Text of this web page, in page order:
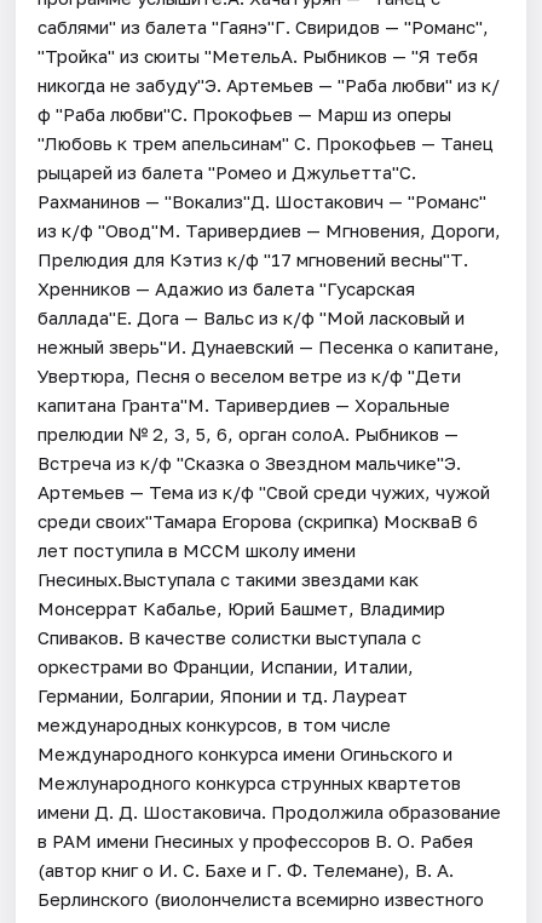
саблями" из балета "Гаянэ"Г. Свиридов — "Романс",
"Тройка" из сюиты "МетельА. Рыбников — "Я тебя
никогда не забуду"Э. Артемьев — "Раба любви" из к/
ф "Раба любви"С. Прокофьев — Марш из оперы
"Любовь к трем апельсинам" С. Прокофьев — Танец
рыцарей из балета "Ромео и Джульетта"С.
Рахманинов — "Вокализ"Д. Шостакович — "Романс"
из к/ф "Овод"М. Таривердиев — Мгновения, Дороги,
Прелюдия для Кэтиз к/ф "17 мгновений весны"Т.
Хренников — Адажио из балета "Гусарская
баллада"Е. Дога — Вальс из к/ф "Мой ласковый и
нежный зверь"И. Дунаевский — Песенка о капитане,
Увертюра, Песня о веселом ветре из к/ф "Дети
капитана Гранта"М. Таривердиев — Хоральные
прелюдии № 2, 3, 5, 6, орган солоА. Рыбников —
Встреча из к/ф "Сказка о Звездном мальчике"Э.
Артемьев — Тема из к/ф "Свой среди чужих, чужой
среди своих"Тамара Егорова (скрипка) МоскваВ 6
лет поступила в МССМ школу имени
Гнесиных.Выступала с такими звездами как
Монсеррат Кабалье, Юрий Башмет, Владимир
Спиваков. В качестве солистки выступала с
оркестрами во Франции, Испании, Италии,
Германии, Болгарии, Японии и тд. Лауреат
международных конкурсов, в том числе
Международного конкурса имени Огиньского и
Межлународного конкурса струнных квартетов
имени Д. Д. Шостаковича. Продолжила образование
в РАМ имени Гнесиных у профессоров В. О. Рабея
(автор книг о И. С. Бахе и Г. Ф. Телемане), В. А.
Берлинского (виолончелиста всемирно известного